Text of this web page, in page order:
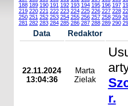
188 189 190 191 192 193 194 195 196 197
219 220 221 222 223 224 225 226 227 228
250 251 252 253 254 255 256 257 258 259
281 282 283 284 285 286 287 288 289 290
Data Redaktor
22.11.2024
13:04:36
Marta
Zielak
r.